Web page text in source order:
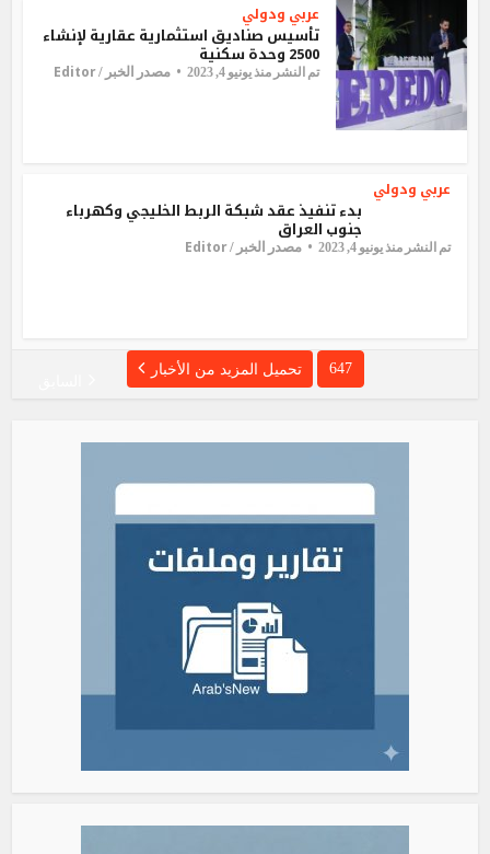
عربي ودولي
تأسيس صناديق استثمارية عقارية لإنشاء
2500 وحدة سكنية
تم النشر منذ يونيو 4, 2023 مصدر الخبر /Editor
عربي ودولي
بدء تنفيذ عقد شبكة الربط الخليجي وكهرباء
جنوب العراق
تم النشر منذ يونيو 4, 2023 مصدر الخبر /Editor
647 تحميل المزيد من الأخبار